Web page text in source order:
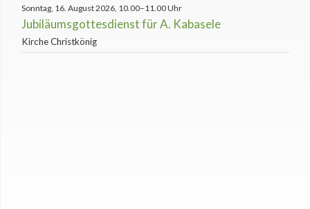
Sonntag, 16. August 2026, 10.00–11.00 Uhr
Jubiläumsgottesdienst für A. Kabasele
Kirche Christkönig